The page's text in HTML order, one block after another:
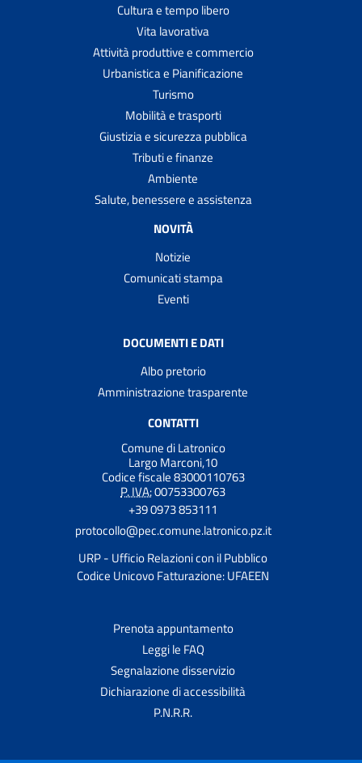
Cultura e tempo libero
Vita lavorativa
Attività produttive e commercio
Urbanistica e Pianificazione
Turismo
Mobilità e trasporti
Giustizia e sicurezza pubblica
Tributi e finanze
Ambiente
Salute, benessere e assistenza
NOVITÀ
Notizie
Comunicati stampa
Eventi
DOCUMENTI E DATI
Albo pretorio
Amministrazione trasparente
CONTATTI
Comune di Latronico
Largo Marconi,10
Codice fiscale 83000110763
P. IVA:00753300763
+39 0973 853111
protocollo@pec.comune.latronico.pz.it
URP - Ufficio Relazioni con il Pubblico
Codice Unicovo Fatturazione: UFAEEN
Prenota appuntamento
Leggi le FAQ
Segnalazione disservizio
Dichiarazione di accessibilità
P.N.R.R.